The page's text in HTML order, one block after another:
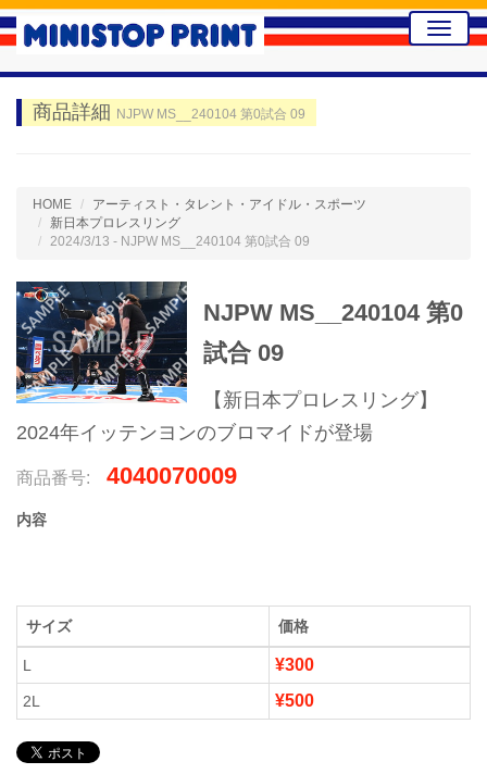
Toggle
商品詳細 NJPW MS__240104 第0試合 09
HOME
アーティスト・タレント・アイドル・スポーツ
新日本プロレスリング
2024/3/13 - NJPW MS__240104 第0試合 09
NJPW MS__240104 第0
試合 09
【新日本プロレスリング】
2024年イッテンヨンのブロマイドが登場
商品番号: 4040070009
内容
サイズ 価格
L ¥300
2L ¥500